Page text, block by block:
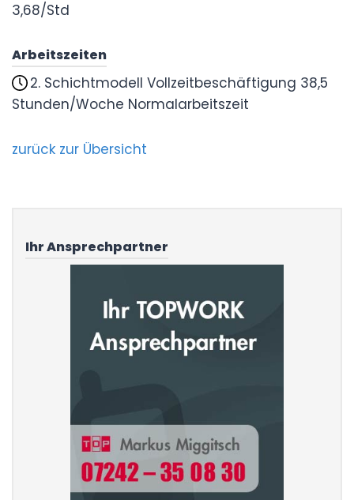
3,68/Std
Arbeitszeiten
2. Schichtmodell Vollzeitbeschäftigung 38,5
Stunden/Woche Normalarbeitszeit
zurück zur Übersicht
Ihr Ansprechpartner